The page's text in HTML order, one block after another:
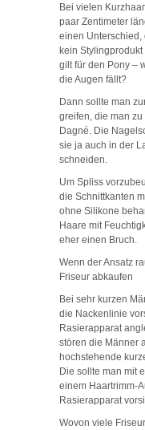
Bei vielen
paar Zentimeter
einen Unterschied,
kein
gilt für den Pony –
die Augen fällt?
Dann sollte man
greifen, die man
Dagné. Die
sie ja auch in der
schneiden.
Um Spliss
die Schnittkanten
ohne Silikone
Haare mit
eher einen Bruch.
Wenn der Ansatz
Friseur abkaufen
Bei sehr kurzen
die Nackenlinie
Rasierapparat
stören die Männer
hochstehende
Die sollte man mit
einem Haartrimm-
Rasierapparat
Wovon viele